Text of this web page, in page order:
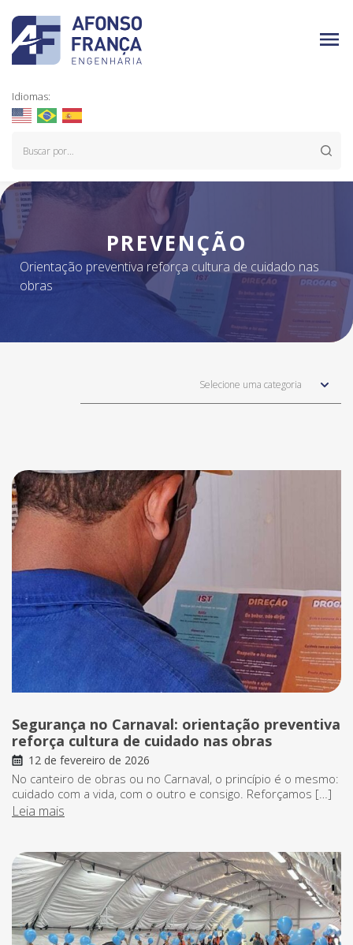
Idiomas:
PREVENÇÃO
Orientação preventiva reforça cultura de cuidado nas
obras
Selecione uma categoria
Segurança no Carnaval: orientação preventiva
reforça cultura de cuidado nas obras
12 de fevereiro de 2026
No canteiro de obras ou no Carnaval, o princípio é o mesmo:
cuidado com a vida, com o outro e consigo. Reforçamos […]
Leia mais